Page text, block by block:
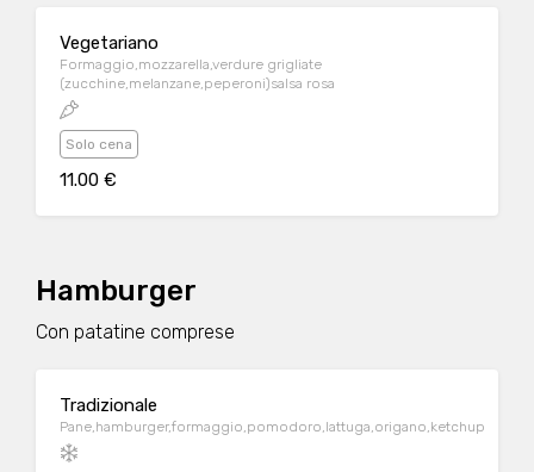
Vegetariano
Formaggio,mozzarella,verdure grigliate
(zucchine,melanzane,peperoni)salsa rosa
Solo cena
11.00 €
Hamburger
Con patatine comprese
Tradizionale
Pane,hamburger,formaggio,pomodoro,lattuga,origano,ketchup